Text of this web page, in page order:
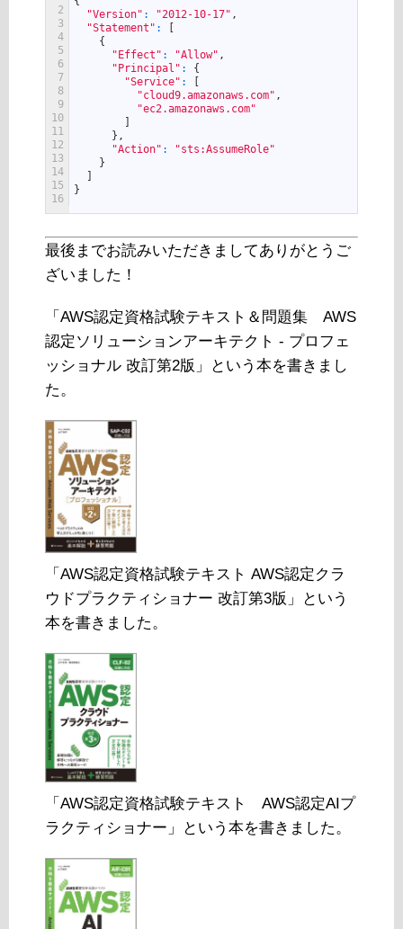
2
3
4
5
6
7
8
9
10
11
12
13
14
15
16
"Version" : "2012-10-17" ,
"Statement" :
[
{
"Effect" : "Allow" ,
"Principal" :
{
"Service" :
[
"cloud9.amazonaws.com" ,
"ec2.amazonaws.com"
]
} ,
"Action" :
"sts:AssumeRole"
}
]
}
最後までお読みいただきましてありがとうご
ざいました！
「AWS認定資格試験テキスト＆問題集 AWS
認定ソリューションアーキテクト - プロフェ
ッショナル 改訂第2版」という本を書きまし
た。
「AWS認定資格試験テキスト AWS認定クラ
ウドプラクティショナー 改訂第3版」という
本を書きました。
「AWS認定資格試験テキスト AWS認定AIプ
ラクティショナー」という本を書きました。